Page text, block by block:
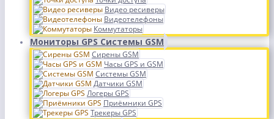
Видео ресиверы
Видеотелефоны
Коммутаторы
Мониторы GPS Системы GSM
Сирены GSM
Часы GPS и GSM
Системы GSM
Датчики GSM
Логеры GPS
Приёмники GPS
Трекеры GPS